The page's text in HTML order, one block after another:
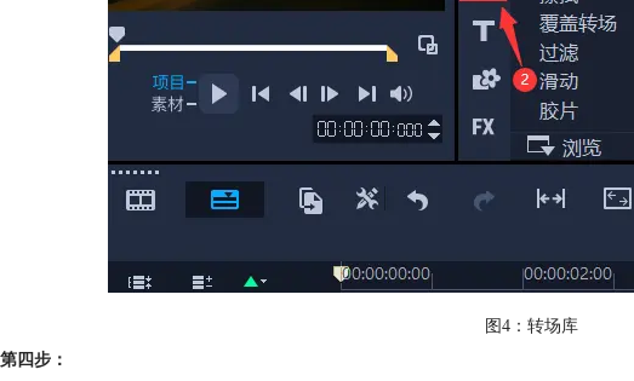
图4：转场库
第四步：